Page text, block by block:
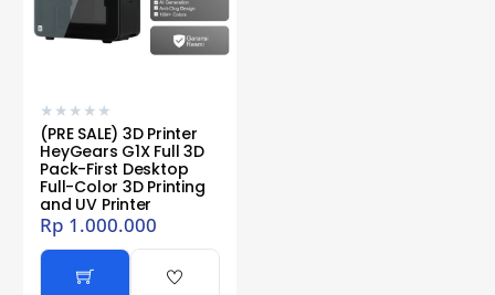
★ ★ ★ ★ ★
(PRE SALE) 3D Printer
HeyGears G1X Full 3D
Pack-First Desktop
Full-Color 3D Printing
and UV Printer
Rp 1.000.000